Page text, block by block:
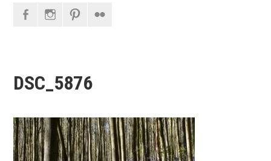
FacebookInstagram
DSC_5876